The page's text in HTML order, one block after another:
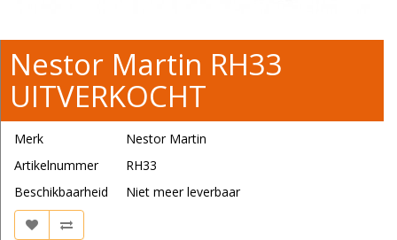
Nestor Martin RH33
UITVERKOCHT
Merk
Nestor Martin
Artikelnummer
RH33
Beschikbaarheid
Niet meer leverbaar